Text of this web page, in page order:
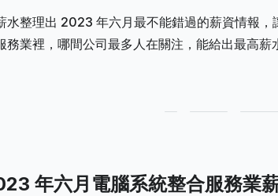
水整理出 2023 年六月最不能錯過的薪資情報
務業裡，哪間公司最多人在關注，能給出最高薪
年六月電腦系統整合服務業